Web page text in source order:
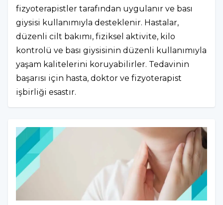
fizyoterapistler tarafından uygulanır ve bası
giysisi kullanımıyla desteklenir. Hastalar,
düzenli cilt bakımı, fiziksel aktivite, kilo
kontrolü ve bası giysisinin düzenli kullanımıyla
yaşam kalitelerini koruyabilirler. Tedavinin
başarısı için hasta, doktor ve fizyoterapist
işbirliği esastır.